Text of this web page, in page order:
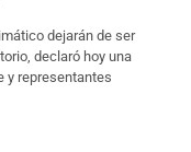
dejarán de ser
declaró hoy una
y representantes